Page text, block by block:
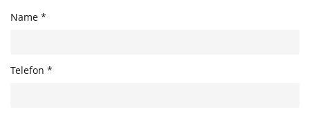
Name *
Telefon *